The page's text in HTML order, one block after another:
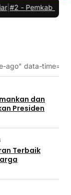
Bogor Resmi
ago" data-
dan
Presiden
Terbaik